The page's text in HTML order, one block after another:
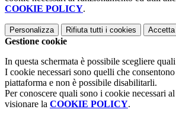
COOKIE POLICY.
Personalizza Rifiuta tutti i cookies
Gestione cookie
In questa schermata è possibile scegliere
I cookie necessari sono quelli che
piattaforma e non è possibile disabilitarli.
Per conoscere quali sono i cookie necessari
visionare la COOKIE POLICY.